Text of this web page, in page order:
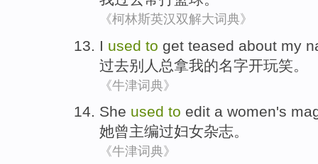
《柯林斯英汉双解大词典》
I used to get teased about my
过去别人总拿我的名字开玩笑。
《牛津词典》
She used to edit a women's
她曾主编过妇女杂志。
《牛津词典》